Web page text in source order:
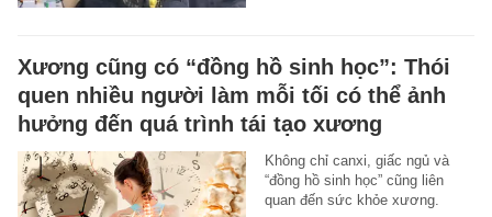
Xương cũng có “đồng hồ sinh học”: Thói
quen nhiều người làm mỗi tối có thể ảnh
hưởng đến quá trình tái tạo xương
Không chỉ canxi, giấc ngủ và
“đồng hồ sinh học” cũng liên
quan đến sức khỏe xương.